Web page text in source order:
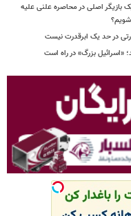
بازیگر اصلی در محاصره علنی علیه
در حد یک ابرقدرت نیست
بزرگ» در راه است